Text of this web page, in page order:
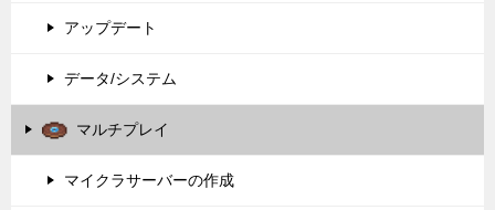
アップデート
データ/システム
マルチプレイ
マイクラサーバーの作成